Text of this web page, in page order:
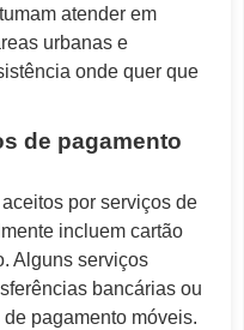
atender em
urbanas e
onde quer que
de pagamento
por serviços de
incluem cartão
Alguns serviços
bancárias ou
pagamento móveis.